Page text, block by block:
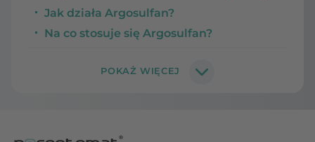
Jak działa Argosulfan?
Na co stosuje się Argosulfan?